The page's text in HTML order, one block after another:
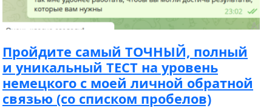
Пройдите самый ТОЧНЫЙ, полный
и уникальный ТЕСТ на уровень
немецкого с моей личной обратной
связью (со списком пробелов)